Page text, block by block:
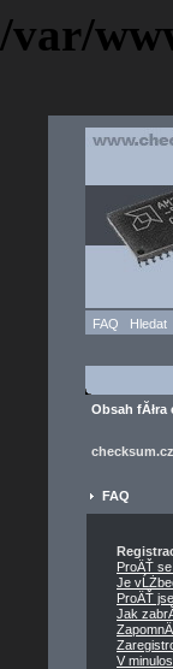
/var/
FAQ Hledat
Obsah fĂłra
FAQ
ProÄŤ
Je
ProÄŤ
Jak
V